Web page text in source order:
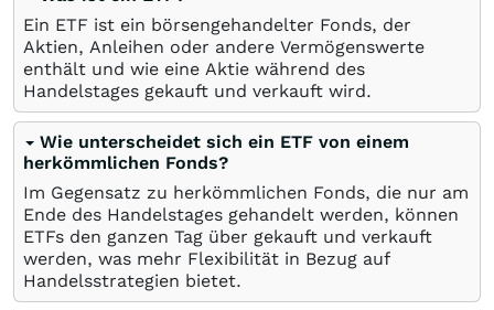
Ein ETF ist ein börsengehandelter Fonds, der
Aktien, Anleihen oder andere Vermögenswerte
enthält und wie eine Aktie während des
Handelstages gekauft und verkauft wird.
Wie unterscheidet sich ein ETF von einem
herkömmlichen Fonds?
Im Gegensatz zu herkömmlichen Fonds, die nur am
Ende des Handelstages gehandelt werden, können
ETFs den ganzen Tag über gekauft und verkauft
werden, was mehr Flexibilität in Bezug auf
Handelsstrategien bietet.